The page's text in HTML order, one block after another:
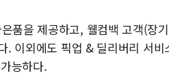
품을 제공하고, 웰컴백 고객(장
. 이외에도 픽업 & 딜리버리 서
능하다.